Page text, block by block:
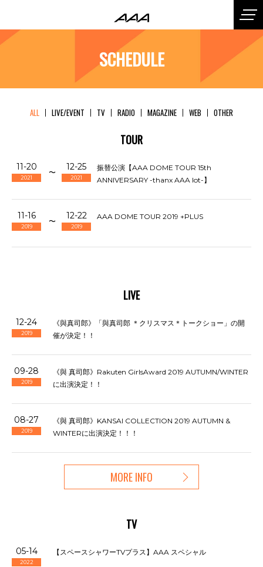
SCHEDULE
ALL LIVE/EVENT TV RADIO MAGAZINE WEB OTHER
TOUR
11-20
2021
〜
12-25
2021
振替公演【AAA DOME TOUR 15th
ANNIVERSARY -thanx AAA lot-】
11-16
2019
〜
12-22
2019
AAA DOME TOUR 2019 +PLUS
LIVE
12-24
2019
《與真司郎》「與真司郎 ＊クリスマス＊トークショー」の開
催が決定！！
09-28
2019
《與 真司郎》Rakuten GirlsAward 2019 AUTUMN/WINTER
に出演決定！！
08-27
2019
《與 真司郎》KANSAI COLLECTION 2019 AUTUMN &
WINTERに出演決定！！！
MORE INFO
TV
05-14
2022
【スペースシャワーTVプラス】AAA スペシャル